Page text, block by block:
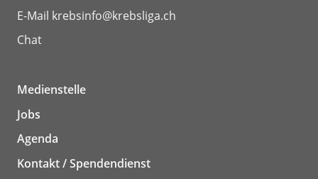
E-Mail krebsinfo@krebsliga.ch
Chat
Medienstelle
Jobs
Agenda
Kontakt / Spendendienst